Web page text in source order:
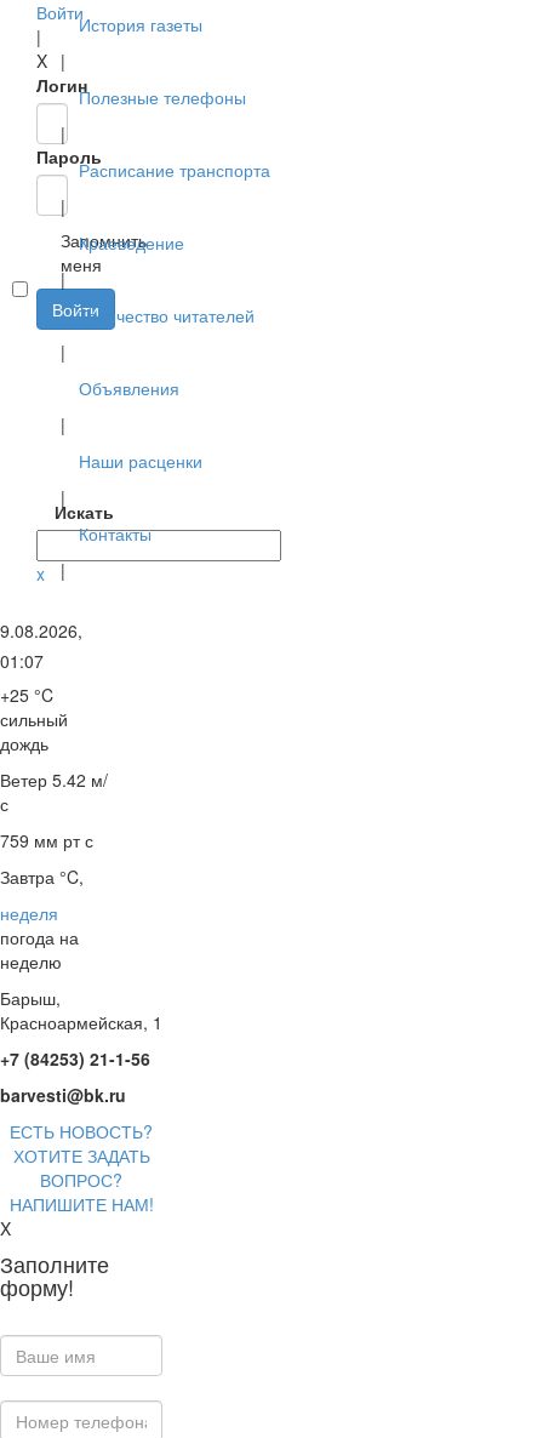
Войти
|
X
Логин
Пароль
Запомнить
меня
Войти
Искать
x
История газеты
|
Полезные телефоны
|
Расписание транспорта
|
Краеведение
|
Творчество читателей
|
Объявления
|
Наши расценки
|
Контакты
|
9.08.2026,
01:07
+25 °C
сильный
дождь
Ветер 5.42 м/
с
759 мм рт с
Завтра °C,
неделя
погода на
неделю
Барыш,
Красноармейская, 1
+7 (84253) 21-1-56
barvesti@bk.ru
ЕСТЬ НОВОСТЬ?
ХОТИТЕ ЗАДАТЬ
ВОПРОС?
НАПИШИТЕ НАМ!
X
Заполните
форму!